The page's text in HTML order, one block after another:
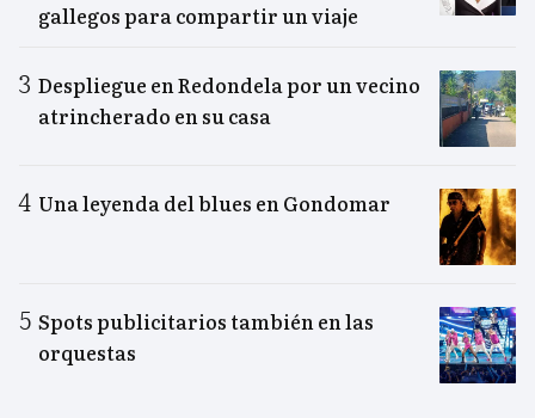
gallegos para compartir un viaje
Despliegue en Redondela por un vecino
atrincherado en su casa
Una leyenda del blues en Gondomar
Spots publicitarios también en las
orquestas